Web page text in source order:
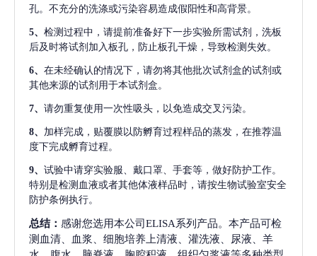
孔。不充分的洗涤或污染容易造成假阳性和高背景。
5、 检测过程中，请提前准备好下一步实验所需试剂，洗板
后及时将试剂加入板孔，防止板孔干燥，导致检测失效。
6、 在未经确认的情况下，请勿将其他批次试剂盒的试剂或
其他来源的试剂用于本试剂盒。
7、 请勿重复使用一次性吸头，以免造成交叉污染。
8、 加样完成，贴覆膜以防孵育过程样品的蒸发，在推荐温
度下完成孵育过程。
9、 试验中请穿实验服、戴口罩、手套等，做好防护工作。
特别是检测血液或者其他体液样品时，请按生物试验室安全
防护条例执行。
总结： 感谢您选用本公司ELISA系列产品。本产品可检
测血清、血浆、细胞培养上清液、灌洗液、尿液、羊